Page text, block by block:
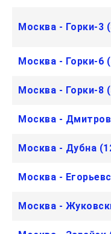
Москва - Горки-3
Москва - Горки-6
Москва - Горки-8
Москва -
Москва - Дубна
Москва -
Москва -